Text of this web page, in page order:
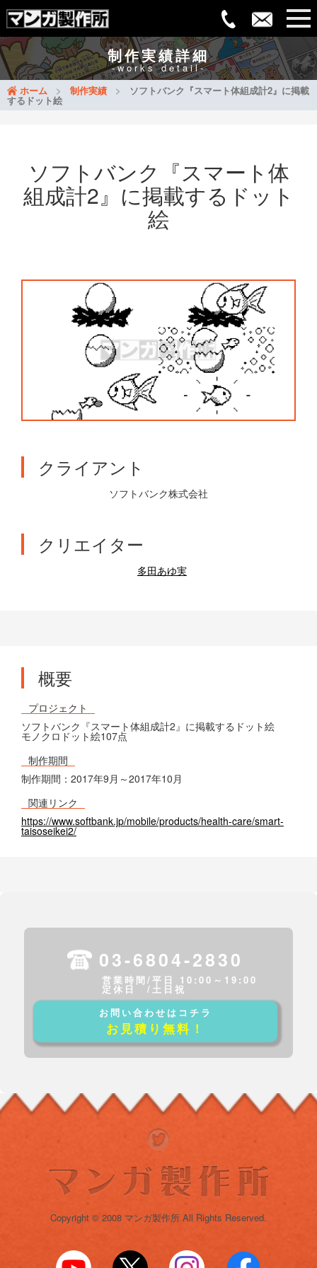
制作実績詳細
-works detail-
ホーム
制作実績 ソフトバンク『スマート体組成計2』に掲載
するドット絵
ソフトバンク『スマート体
組成計2』に掲載するドット
絵
クライアント
ソフトバンク株式会社
クリエイター
多田あゆ実
概要
プロジェクト
ソフトバンク『スマート体組成計2』に掲載するドット絵
モノクロドット絵107点
制作期間
制作期間：2017年9月～2017年10月
関連リンク
https://www.softbank.jp/mobile/products/health-care/smart-
taisoseikei2/
03-6804-2830
営業時間/平日 10:00～19:00
定休日 /土日祝
お問い合わせはコチラ
お見積り無料！
Copyright © 2008 マンガ製作所 All Rights Reserved.